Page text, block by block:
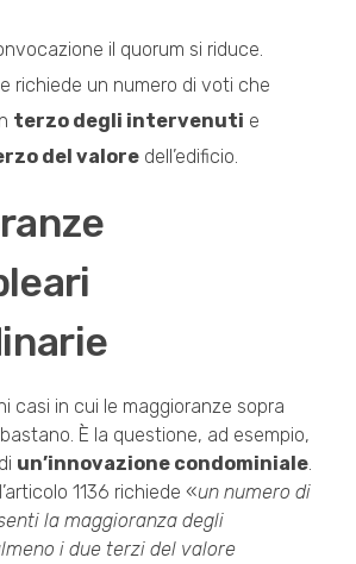
il quorum si riduce.
richiede un numero di voti che
terzo degli intervenuti e
del valoredell’edificio.
casi in cui le maggioranze sopra
È la questione, ad esempio,
un’innovazione condominiale
1136 richiede «un numero di
la maggioranza degli
i due terzi del valore